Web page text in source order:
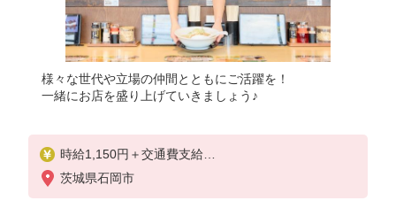
様々な世代や立場の仲間とともにご活躍を！
一緒にお店を盛り上げていきましょう♪
時給1,150円＋交通費支給
◆22時〜翌5時は時給1,438円
◆高校生は時給1,080円
茨城県石岡市